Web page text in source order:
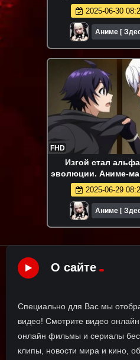
сезон. Все серии
2025-06-30
Аниме [
FHD
Изгой стал
эволюции. Аниме-
2025-06-29
Аниме [
О сайте
Специально для Вас мы
видео! Смотрите видео
онлайн фильмы и сериалы
клипы, новости мира и кино,